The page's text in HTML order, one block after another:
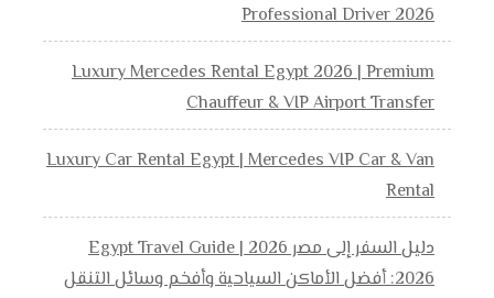
Professional Driver 2026
Luxury Mercedes Rental Egypt 2026 | Premium
Chauffeur & VIP Airport Transfer
Luxury Car Rental Egypt | Mercedes VIP Car & Van
Rental
دليل السفر إلى مصر 2026 | Egypt Travel Guide
2026: أفضل الأماكن السياحية وأفخم وسائل التنقل